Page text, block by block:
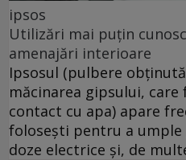
ipsos
Utilizări mai puțin
amenajări interioare
Ipsosul (pulbere
măcinarea gipsului,
contact cu apa) apare
folosești pentru a
doze electrice și, de